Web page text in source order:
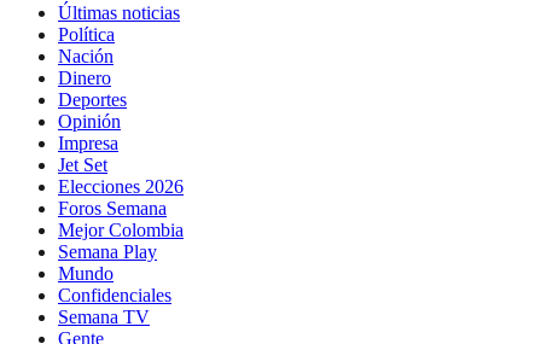
Últimas noticias
Política
Nación
Dinero
Deportes
Opinión
Impresa
Jet Set
Elecciones 2026
Foros Semana
Mejor Colombia
Semana Play
Mundo
Confidenciales
Semana TV
Gente